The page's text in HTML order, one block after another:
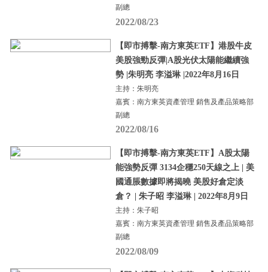
副總
2022/08/23
【即市搏擊-南方東英ETF】港股牛皮
美股強勁反彈|A股光伏太陽能繼續強
勢 |朱明亮 李溢琳 |2022年8月16日
主持：朱明亮
嘉賓：南方東英資產管理 銷售及產品策略部
副總
2022/08/16
【即市搏擊-南方東英ETF】A股太陽
能強勢反彈 3134企穩250天線之上 | 美
國通脹數據即將揭曉 美股好倉定淡
倉？ | 朱子昭 李溢琳 | 2022年8月9日
主持：朱子昭
嘉賓：南方東英資產管理 銷售及產品策略部
副總
2022/08/09